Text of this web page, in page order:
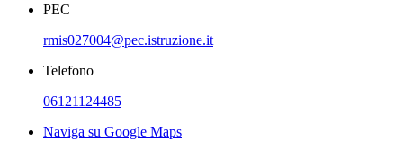
PEC
rmis027004@pec.istruzione.it
Telefono
06121124485
Naviga su Google Maps